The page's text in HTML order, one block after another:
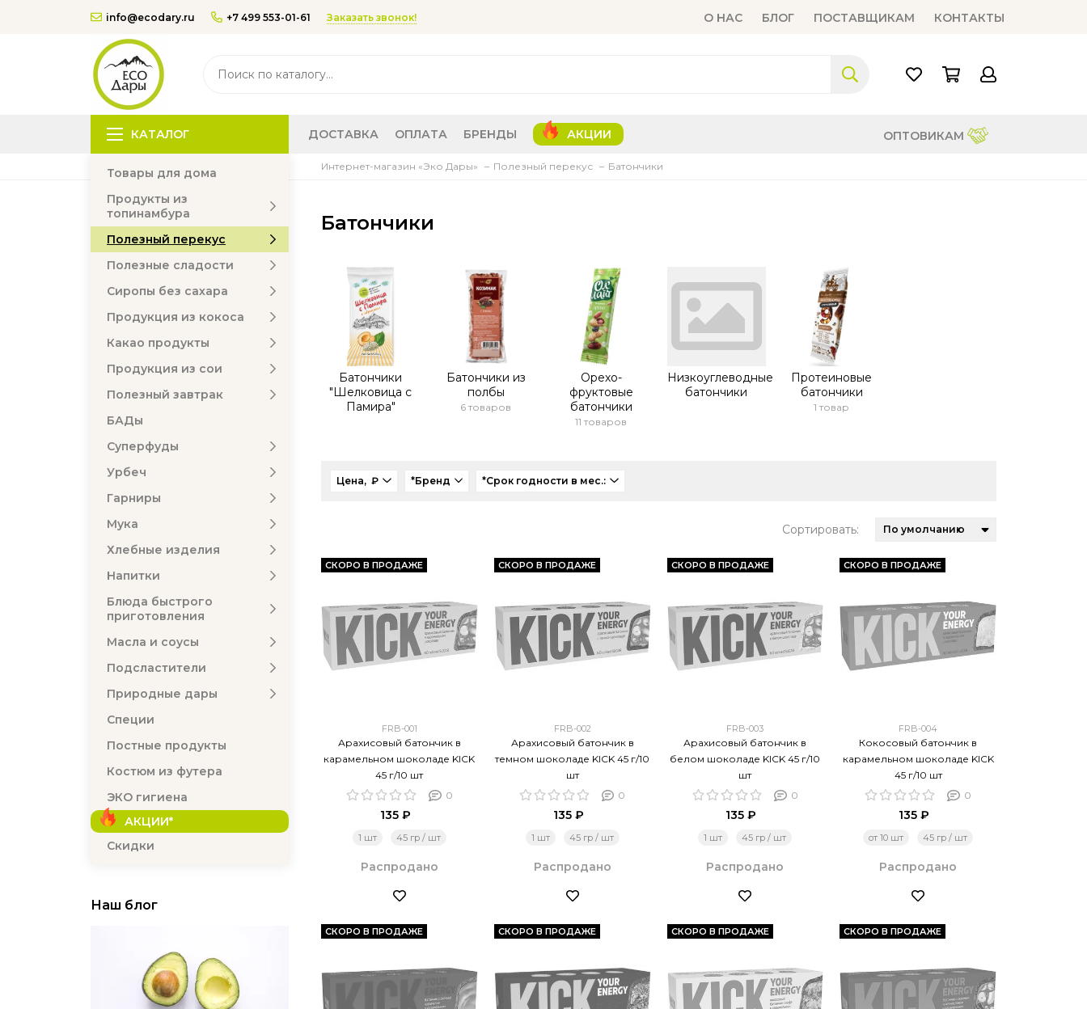
info@ecodary.ru +7 499 553-01-61 Заказать звонок! О НАС БЛОГ ПОСТАВЩИКАМ КОНТАКТЫ
КАТАЛОГ ДОСТАВКА ОПЛАТА БРЕНДЫ АКЦИИ ОПТОВИКАМ
Интернет-магазин «Эко Дары» Полезный перекус Батончики
Товары для дома
Продукты из
топинамбура
Полезный перекус
Полезные сладости
Сиропы без сахара
Продукция из кокоса
Какао продукты
Продукция из сои
Полезный завтрак
БАДы
Суперфуды
Урбеч
Гарниры
Мука
Хлебные изделия
Напитки
Блюда быстрого
приготовления
Масла и соусы
Подсластители
Природные дары
Специи
Постные продукты
Костюм из футера
ЭКО гигиена
АКЦИИ*
Скидки
Наш блог
Батончики
Батончики
"Шелковица с
Памира"
Батончики из
полбы
6 товаров
Орехо-
фруктовые
батончики
11 товаров
Низкоуглеводные
батончики
Протеиновые
батончики
1 товар
Цена, ₽ *Бренд *Срок годности в мес.:
Сортировать:
СКОРО В ПРОДАЖЕ
FRB-001
Арахисовый батончик в
карамельном шоколаде KICK
45 г/10 шт
0
135 ₽
1 шт 45 гр / шт
Распродано
СКОРО В ПРОДАЖЕ
FRB-002
Арахисовый батончик в
темном шоколаде KICK 45 г/10
шт
0
135 ₽
1 шт 45 гр / шт
Распродано
СКОРО В ПРОДАЖЕ
FRB-003
Арахисовый батончик в
белом шоколаде KICK 45 г/10
шт
0
135 ₽
1 шт 45 гр / шт
Распродано
СКОРО В ПРОДАЖЕ
FRB-004
Кокосовый батончик в
карамельном шоколаде KICK
45 г/10 шт
0
135 ₽
от 10 шт 45 гр / шт
Распродано
СКОРО В ПРОДАЖЕ СКОРО В ПРОДАЖЕ СКОРО В ПРОДАЖЕ СКОРО В ПРОДАЖЕ